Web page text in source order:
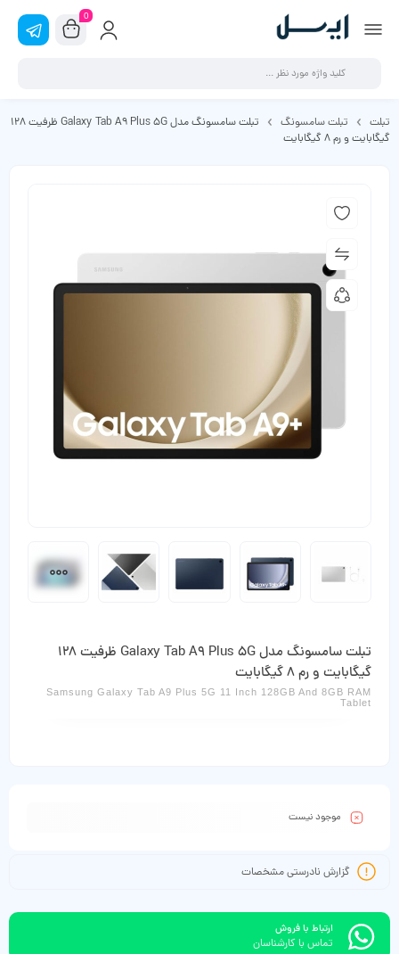
0
تبلت تبلت سامسونگ
تبلت سامسونگ مدل Galaxy Tab A9 Plus 5G ظرفیت 128
گیگابایت و رم 8 گیگابایت
تبلت سامسونگ مدل Galaxy Tab A9 Plus 5G ظرفیت 128
گیگابایت و رم 8 گیگابایت
Samsung Galaxy Tab A9 Plus 5G 11 Inch 128GB And 8GB RAM
Tablet
موجود نیست
گزارش نادرستی مشخصات
ارتباط با فروش
تماس با کارشناسان